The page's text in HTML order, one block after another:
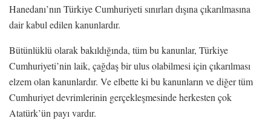
Hanedanı’nın Türkiye Cumhuriyeti sınırları dışına çıkarılmasına
dair kabul edilen kanunlardır.
Bütünlüklü olarak bakıldığında, tüm bu kanunlar, Türkiye
Cumhuriyeti’nin laik, çağdaş bir ulus olabilmesi için çıkarılması
elzem olan kanunlardır. Ve elbette ki bu kanunların ve diğer tüm
Cumhuriyet devrimlerinin gerçekleşmesinde herkesten çok
Atatürk’ün payı vardır.